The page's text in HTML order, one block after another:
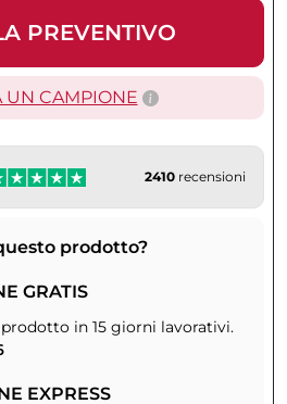
PREVENTIVO
UN CAMPIONE
2410 recensioni
prodotto?
GRATIS
in 15 giorni lavorativi.
EXPRESS